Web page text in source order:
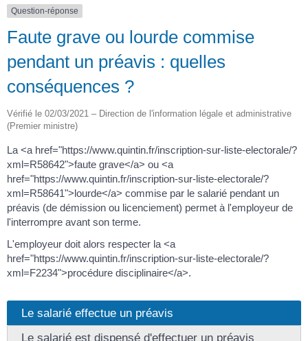
Question-réponse
Faute grave ou lourde commise
pendant un préavis : quelles
conséquences ?
Vérifié le 02/03/2021 – Direction de l'information légale et administrative
(Premier ministre)
La <a href="https://www.quintin.fr/inscription-sur-liste-electorale/?
xml=R58642">faute grave</a> ou <a
href="https://www.quintin.fr/inscription-sur-liste-electorale/?
xml=R58641">lourde</a> commise par le salarié pendant un
préavis (de démission ou licenciement) permet à l'employeur de
l'interrompre avant son terme.
L'employeur doit alors respecter la <a
href="https://www.quintin.fr/inscription-sur-liste-electorale/?
xml=F2234">procédure disciplinaire</a>.
Le salarié effectue un préavis
Le salarié est dispensé d'effectuer un préavis